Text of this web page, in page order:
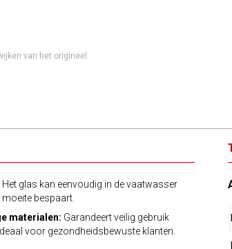
van het origineel.
Het glas kan eenvoudig in de vaatwasser
bespaart.
materialen: Garandeert veilig gebruik
voor gezondheidsbewuste klanten.